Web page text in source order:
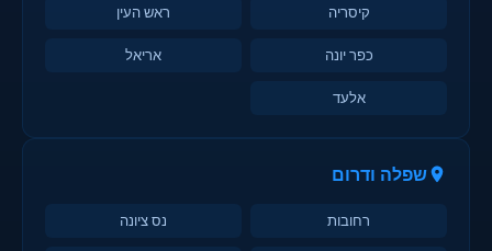
קיסריה ראש העין
כפר יונה אריאל
אלעד
שפלה ודרום
רחובות נס ציונה